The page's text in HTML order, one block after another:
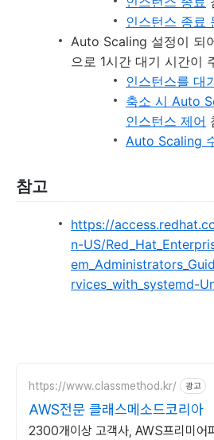
인스턴스 종료
Auto Scaling 설정이 되
으로 1시간 대기 시간이
인스턴스를 대
축소 시 Auto
인스턴스 제어
Auto Scaling
참고
https://
n-US/
rvices_with_systemd-
https://www.classmethod.kr/ 광고
AWS전문 클래스메소드코리아
2300개이상 고객사, AWS프리미어